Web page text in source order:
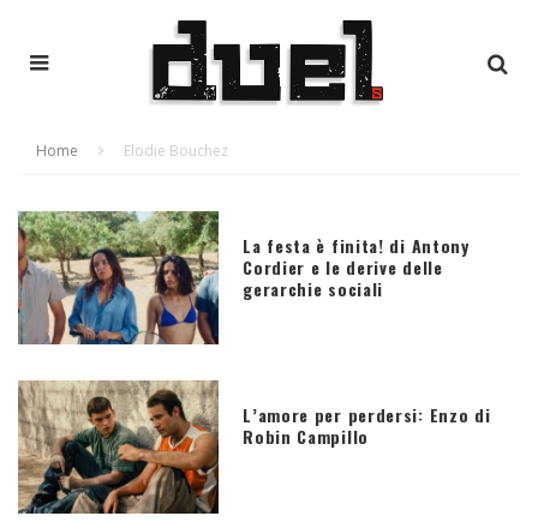
Home Elodie Bouchez
La festa è finita! di Antony
Cordier e le derive delle
gerarchie sociali
L’amore per perdersi: Enzo di
Robin Campillo